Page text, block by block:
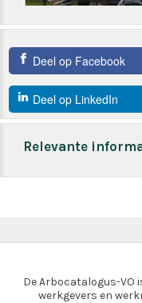
Deel op Facebook
Deel op LinkedIn
Relevante
De Arbocatalogus-
werkgevers en